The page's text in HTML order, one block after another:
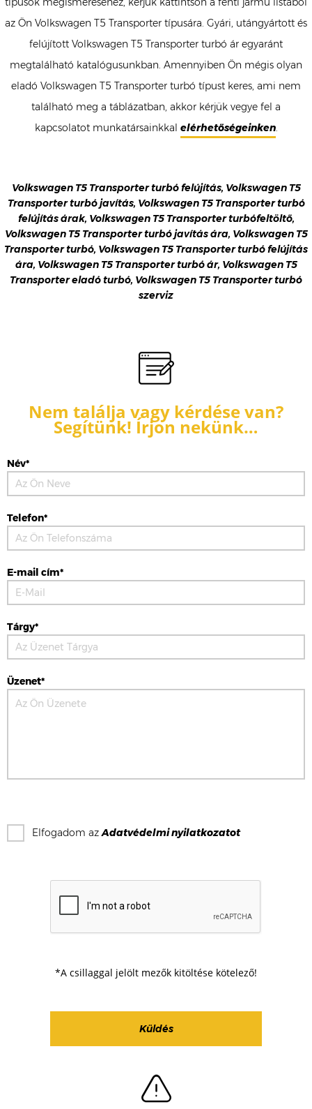
az Ön Volkswagen T5 Transporter típusára. Gyári, utángyártott és
felújított Volkswagen T5 Transporter turbó ár egyaránt
megtalálható katalógusunkban. Amennyiben Ön mégis olyan
eladó Volkswagen T5 Transporter turbó típust keres, ami nem
található meg a táblázatban, akkor kérjük vegye fel a
kapcsolatot munkatársainkkal elérhetőségeinken.
Volkswagen T5 Transporter turbó felújítás, Volkswagen T5
Transporter turbó javítás, Volkswagen T5 Transporter turbó
felújítás árak, Volkswagen T5 Transporter turbófeltöltő,
Volkswagen T5 Transporter turbó javítás ára, Volkswagen T5
Transporter turbó, Volkswagen T5 Transporter turbó felújítás
ára, Volkswagen T5 Transporter turbó ár, Volkswagen T5
Transporter eladó turbó, Volkswagen T5 Transporter turbó
szerviz
Nem találja vagy kérdése van?
Segítünk! Írjon nekünk…
Név*
Telefon*
E-mail cím*
Tárgy*
Üzenet*
Elfogadom azAdatvédelmi nyilatkozatot
*A csillaggal jelölt mezők kitöltése kötelező!